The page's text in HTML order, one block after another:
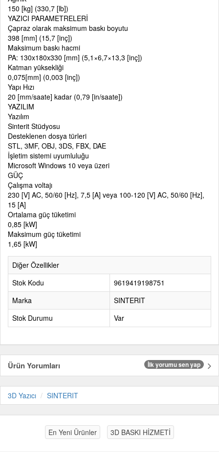
150 [kg] (330,7 [lb])
YAZICI PARAMETRELERİ
Çapraz olarak maksimum baskı boyutu
398 [mm] (15,7 [inç])
Maksimum baskı hacmi
PA: 130x180x330 [mm] (5,1×6,7×13,3 [inç])
Katman yüksekliği
0,075[mm] (0,003 [inç])
Yapı Hızı
20 [mm/saate] kadar (0,79 [in/saate])
YAZILIM
Yazılım
Sinterit Stüdyosu
Desteklenen dosya türleri
STL, 3MF, OBJ, 3DS, FBX, DAE
İşletim sistemi uyumluluğu
Microsoft Windows 10 veya üzeri
GÜÇ
Çalışma voltajı
230 [V] AC, 50/60 [Hz], 7,5 [A] veya 100-120 [V] AC, 50/60 [Hz],
15 [A]
Ortalama güç tüketimi
0,85 [kW]
Maksimum güç tüketimi
1,65 [kW]
Diğer Özellikler
Stok Kodu
9619419198751
Marka
SINTERIT
Stok Durumu
Var
Ürün Yorumları İlk yorumu sen yap
3D Yazıcı SINTERIT
En Yeni Ürünler 3D BASKI HİZMETİ